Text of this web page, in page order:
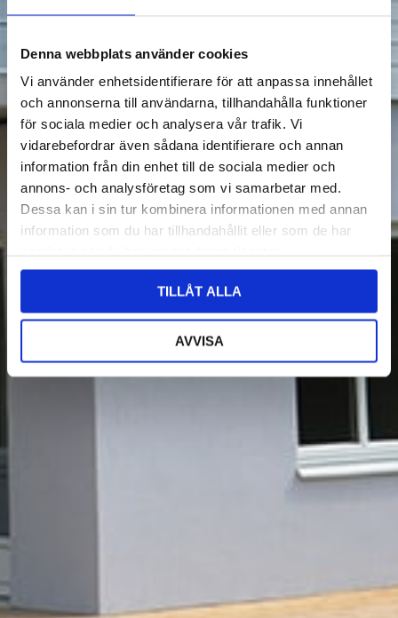
Denna webbplats använder cookies
Vi använder enhetsidentifierare för att anpassa innehållet
och annonserna till användarna, tillhandahålla funktioner
för sociala medier och analysera vår trafik. Vi
vidarebefordrar även sådana identifierare och annan
information från din enhet till de sociala medier och
annons- och analysföretag som vi samarbetar med.
Dessa kan i sin tur kombinera informationen med annan
information som du har tillhandahållit eller som de har
TILLÅT ALLA
AVVISA